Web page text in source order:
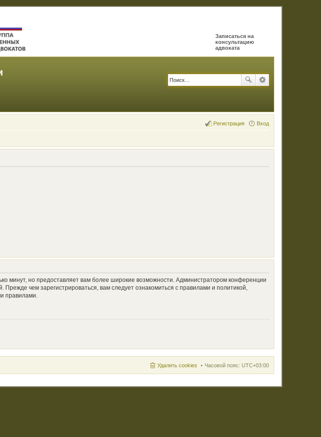
Записаться на
консультацию
адвоката
Вход
Регистрация
минут, но предоставляет вам более широкие возможности. Администратором конференции
чем зарегистрироваться, вам следует ознакомиться с правилами и политикой,
правилами.
Часовой пояс: UTC+03:00
Удалить cookies